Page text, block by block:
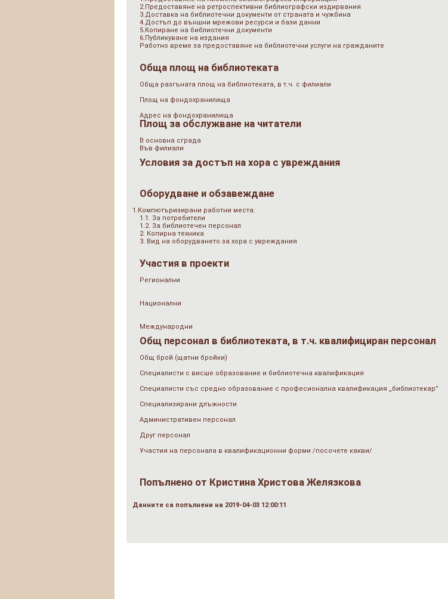
2.Предоставяне на ретроспективни библиографски издирвания
3.Доставка на библиотечни документи от страната и чужбина
4.Достъп до външни мрежови ресурси и бази данни
5.Копиране на библиотечни документи
6.Публикуване на издания
Работно време за предоставяне на библиотечни услуги на гражданите
Обща площ на библиотеката
Обща разгъната площ на библиотеката, в т.ч. с филиали
Площ на фондохранилища
Адрес на фондохранилища
Площ за обслужване на читатели
В основна сграда
Във филиали
Условия за достъп на хора с увреждания
Оборудване и обзавеждане
1.Компютъризирани работни места:
1.1. За потребители
1.2. За библиотечен персонал
2. Копирна техника
3. Вид на оборудването за хора с увреждания
Участия в проекти
Регионални
Национални
Международни
Общ персонал в библиотеката, в т.ч. квалифициран персонал
Общ брой (щатни бройки)
Специалисти с висше образование и библиотечна квалификация
Специалисти със средно образование с професионална квалификация „библиотекар”
Специализирани длъжности
Административен персонал
Друг персонал
Участия на персонала в квалификационни форми /посочете какви/
Попълнено от Кристина Христова Желязкова
Данните са попълнени на 2019-04-03 12:00:11